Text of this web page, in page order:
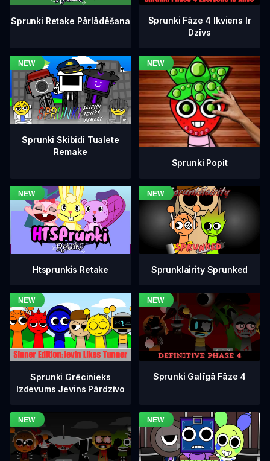
Sprunki Retake Pārlādēšana
Sprunki Fāze 4 Ikviens Ir
Dzīvs
Sprunki Skibidi Tualete
Remake
Sprunki Popit
Htsprunkis Retake Sprunklairity Sprunked
Sprunki Grēcinieks
Izdevums Jevins Pārdzīvo
Sprunki Galīgā Fāze 4